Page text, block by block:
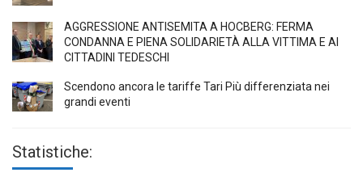
AGGRESSIONE ANTISEMITA A HÖCBERG: FERMA
CONDANNA E PIENA SOLIDARIETÀ ALLA VITTIMA E AI
CITTADINI TEDESCHI
Scendono ancora le tariffe Tari Più differenziata nei
grandi eventi
Statistiche: